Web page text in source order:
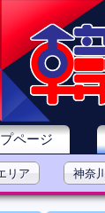
ページ
リア 神奈